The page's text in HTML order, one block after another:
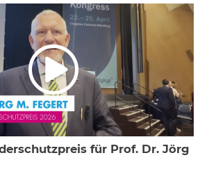
für Prof. Dr. Jörg
anzeigen